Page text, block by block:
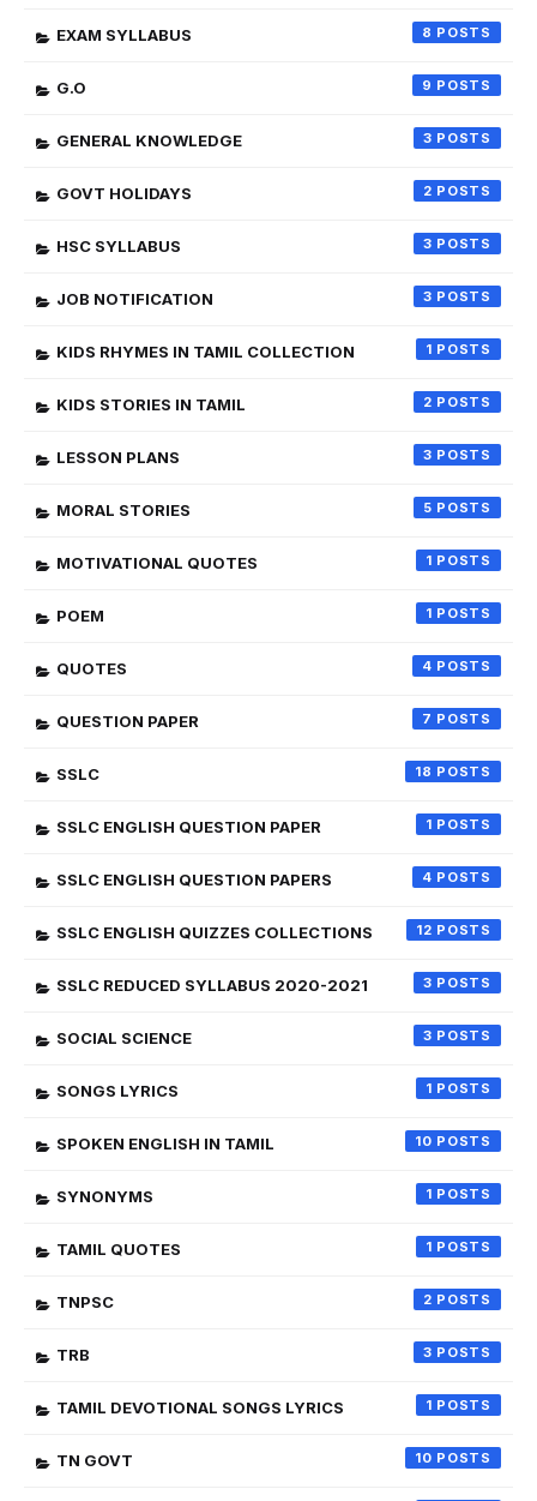
EXAM SYLLABUS 8
G.O 9
GENERAL KNOWLEDGE 3
GOVT HOLIDAYS 2
HSC SYLLABUS 3
JOB NOTIFICATION 3
KIDS RHYMES IN TAMIL COLLECTION 1
KIDS STORIES IN TAMIL 2
LESSON PLANS 3
MORAL STORIES 5
MOTIVATIONAL QUOTES 1
POEM 1
QUOTES 4
QUESTION PAPER 7
SSLC 18
SSLC ENGLISH QUESTION PAPER 1
SSLC ENGLISH QUESTION PAPERS 4
SSLC ENGLISH QUIZZES COLLECTIONS 12
SSLC REDUCED SYLLABUS 2020-2021 3
SOCIAL SCIENCE 3
SONGS LYRICS 1
SPOKEN ENGLISH IN TAMIL 10
SYNONYMS 1
TAMIL QUOTES 1
TNPSC 2
TRB 3
TAMIL DEVOTIONAL SONGS LYRICS 1
TN GOVT 10